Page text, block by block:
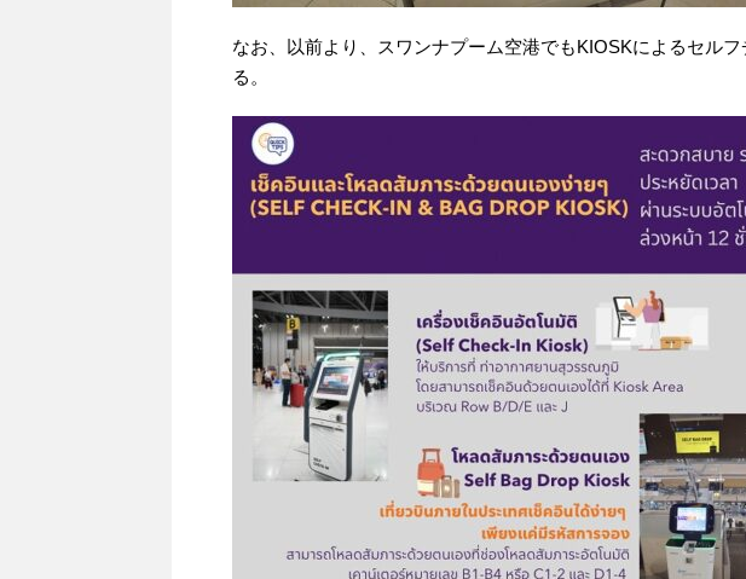
なお、以前より、スワンナプーム空港でもKIOSKによるセル
る。